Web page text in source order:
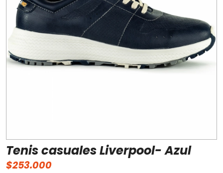
Tenis casuales Liverpool- Azul
$253.000